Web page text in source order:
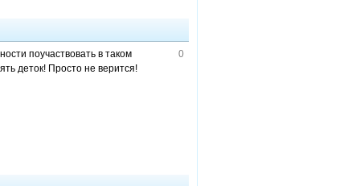
0
поучаствовать в таком
деток! Просто не верится!